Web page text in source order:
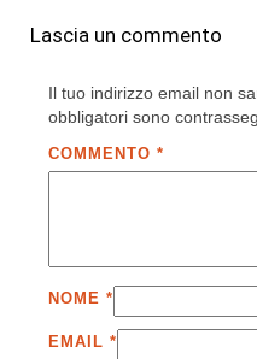
Lascia un commento
Il tuo indirizzo email non
obbligatori sono
COMMENTO *
NOME *
EMAIL *